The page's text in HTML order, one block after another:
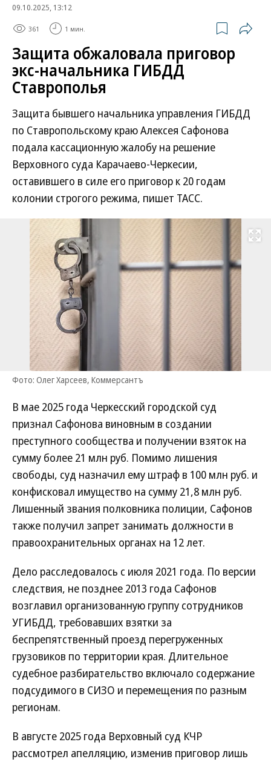
09.10.2025, 13:12
361 1 мин.
Защита обжаловала приговор
экс-начальника ГИБДД
Ставрополья
Защита бывшего начальника управления ГИБДД
по Ставропольскому краю Алексея Сафонова
подала кассационную жалобу на решение
Верховного суда Карачаево-Черкесии,
оставившего в силе его приговор к 20 годам
колонии строгого режима, пишет ТАСС.
Развернуть
Фото: Олег Харсеев, Коммерсантъ
В мае 2025 года Черкесский городской суд
признал Сафонова виновным в создании
преступного сообщества и получении взяток на
сумму более 21 млн руб. Помимо лишения
свободы, суд назначил ему штраф в 100 млн руб. и
конфисковал имущество на сумму 21,8 млн руб.
Лишенный звания полковника полиции, Сафонов
также получил запрет занимать должности в
правоохранительных органах на 12 лет.
Дело расследовалось с июля 2021 года. По версии
следствия, не позднее 2013 года Сафонов
возглавил организованную группу сотрудников
УГИБДД, требовавших взятки за
беспрепятственный проезд перегруженных
грузовиков по территории края. Длительное
судебное разбирательство включало содержание
подсудимого в СИЗО и перемещения по разным
регионам.
В августе 2025 года Верховный суд КЧР
рассмотрел апелляцию, изменив приговор лишь